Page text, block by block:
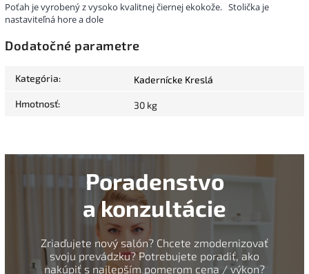
Poťah je vyrobený z vysoko kvalitnej čiernej ekokože. Stolička je
nastaviteľná hore a dole
Dodatočné parametre
Kategória: Kadernícke Kreslá
Hmotnosť: 30 kg
Poradenstvo
a konzultácie
Zriaďujete nový salón? Chcete zmodernizovať
svoju prevádzku? Potrebujete poradiť, ako
nakúpiť s najlepším pomerom cena / výkon?